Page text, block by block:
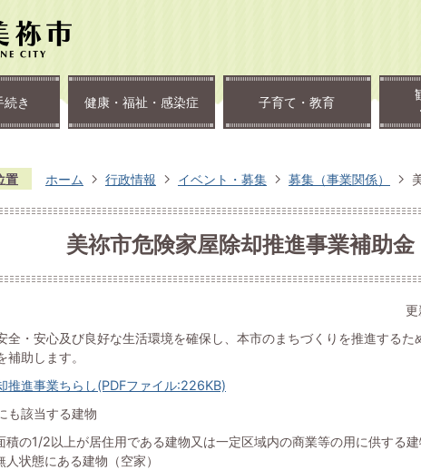
続き 健康・福祉・感染症 子育て・教育
置 ホーム 行政情報 イベント・募集 募集（事業関係）
美祢市危険家屋除却推進事業補助金
全・安心及び良好な生活環境を確保し、本市のまちづくりを推進するた
補助します。
推進事業ちらし(PDFファイル:226KB)
も該当する建物
積の1/2以上が居住用である建物又は一定区域内の商業等の用に供する建
人状態にある建物（空家）